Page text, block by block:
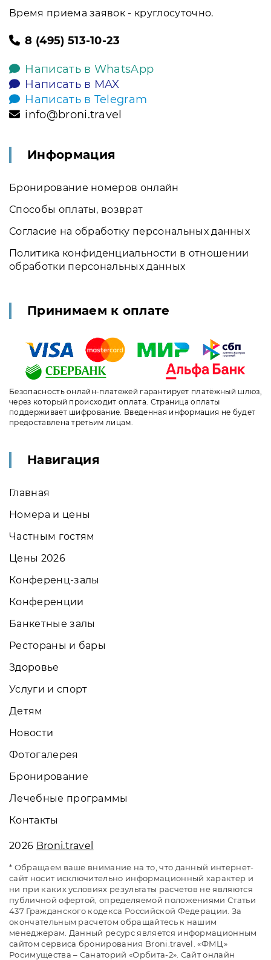
Время приема заявок - круглосуточно.
8 (495) 513-10-23
Написать в WhatsApp
Написать в MAX
Написать в Telegram
info@broni.travel
Информация
Бронирование номеров онлайн
Способы оплаты, возврат
Согласие на обработку персональных данных
Политика конфиденциальности в отношении
обработки персональных данных
Принимаем к оплате
Безопасность онлайн-платежей гарантирует платёжный шлюз,
через который происходит оплата. Страница оплаты
поддерживает шифрование. Введенная информация не будет
предоставлена третьим лицам.
Навигация
Главная
Номера и цены
Частным гостям
Цены 2026
Конференц-залы
Конференции
Банкетные залы
Рестораны и бары
Здоровье
Услуги и спорт
Детям
Новости
Фотогалерея
Бронирование
Лечебные программы
Контакты
2026 Broni.travel
* Обращаем ваше внимание на то, что данный интернет-
сайт носит исключительно информационный характер и
ни при каких условиях результаты расчетов не являются
публичной офертой, определяемой положениями Статьи
437 Гражданского кодекса Российской Федерации. За
окончательным расчетом обращайтесь к нашим
менеджерам. Данный ресурс является информационным
сайтом сервиса бронирования Broni.travel. «ФМЦ»
Росимущества – Санаторий «Орбита-2». Сайт онлайн